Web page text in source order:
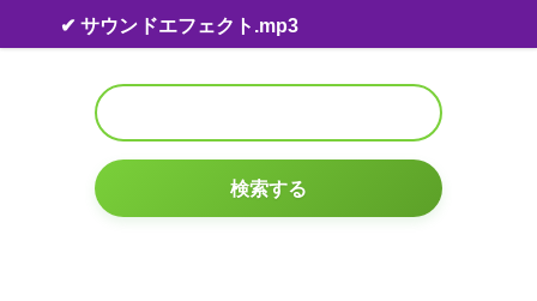
Skip to content
✔ サウンドエフェクト.mp3
検索する